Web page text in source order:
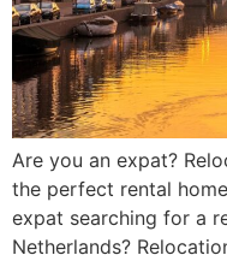
Are you an expat?
the perfect rental
expat searching for a
Netherlands?